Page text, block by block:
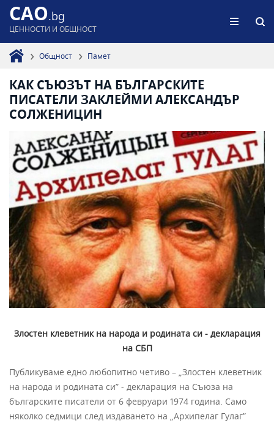
CAO.bg
ЦЕННОСТИ И ОБЩНОСТ
Общност Памет
КАК СЪЮЗЪТ НА БЪЛГАРСКИТЕ
ПИСАТЕЛИ ЗАКЛЕЙМИ АЛЕКСАНДЪР
СОЛЖЕНИЦИН
Злостен клеветник на народа и родината си - декларация
на СБП
Публикуваме едно любопитно четиво – „Злостен клеветник
на народа и родината си” - декларация на Съюза на
българските писатели от 6 февруари 1974 година. Само
няколко седмици след издаването на „Архипелаг Гулаг”